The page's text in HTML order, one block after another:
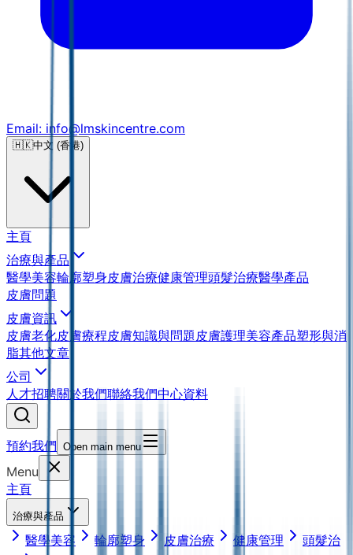
Email: info@lmskincentre.com
🇭🇰中文 (香港)
主頁
治療與產品
醫學美容輪廓塑身皮膚治療健康管理頭髮治療醫學產品
皮膚問題
皮膚資訊
皮膚老化皮膚療程皮膚知識與問題皮膚護理美容產品塑形與消
脂其他文章
公司
人才招聘關於我們聯絡我們中心資料
預約我們 Open main menu
Menu
主頁
治療與產品
醫學美容 輪廓塑身 皮膚治療 健康管理
頭髮治